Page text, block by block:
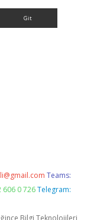
Teams:
606 0 726 Telegram:
Bilgi Teknolojileri